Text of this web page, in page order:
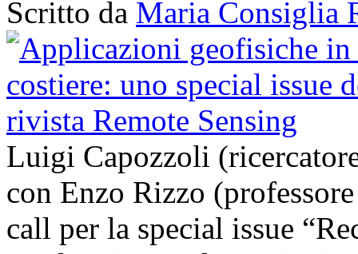
Scritto da Maria Consiglia
Luigi Capozzoli
con Enzo Rizzo
call per la special issue